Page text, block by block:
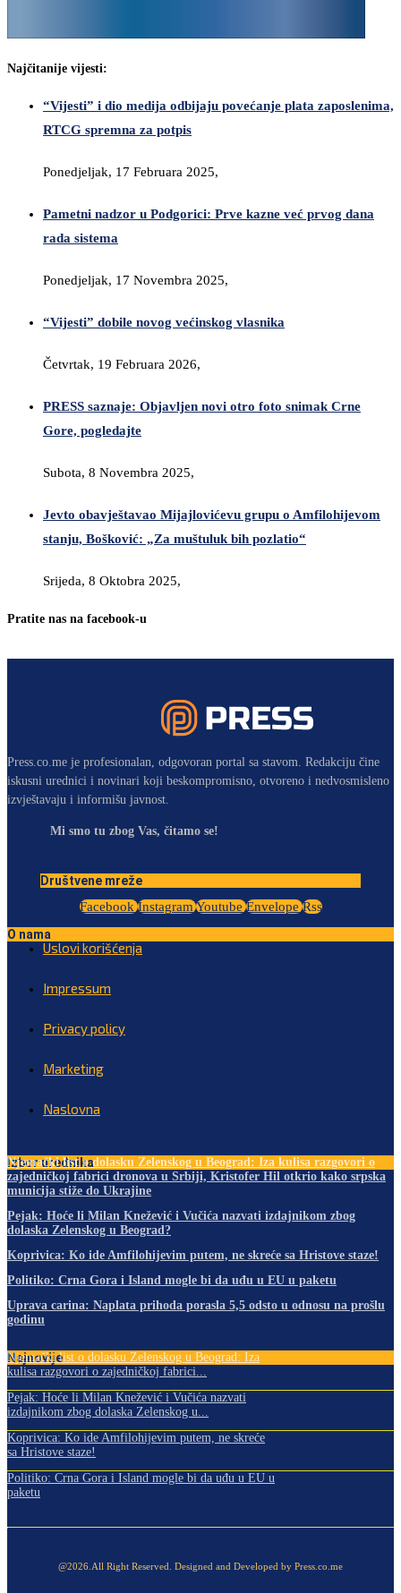
Najčitanije vijesti:
“Vijesti” i dio medija odbijaju povećanje plata zaposlenima,
RTCG spremna za potpis
Ponedjeljak, 17 Februara 2025,
Pametni nadzor u Podgorici: Prve kazne već prvog dana
rada sistema
Ponedjeljak, 17 Novembra 2025,
“Vijesti” dobile novog većinskog vlasnika
Četvrtak, 19 Februara 2026,
PRESS saznaje: Objavljen novi otro foto snimak Crne
Gore, pogledajte
Subota, 8 Novembra 2025,
Jevto obavještavao Mijajlovićevu grupu o Amfilohijevom
stanju, Bošković: „Za muštuluk bih pozlatio“
Srijeda, 8 Oktobra 2025,
Pratite nas na facebook-u
Press.co.me je profesionalan, odgovoran portal sa stavom. Redakciju čine
iskusni urednici i novinari koji beskompromisno, otvoreno i nedvosmisleno
izvještavaju i informišu javnost.
Mi smo tu zbog Vas, čitamo se!
Društvene mreže
Facebook Instagram Youtube Envelope Rss
O nama
Uslovi korišćenja
Impressum
Privacy policy
Marketing
Naslovna
Izbor urednika
Njemački list o dolasku Zelenskog u Beograd: Iza kulisa razgovori o
zajedničkoj fabrici dronova u Srbiji, Kristofer Hil otkrio kako srpska
municija stiže do Ukrajine
Pejak: Hoće li Milan Knežević i Vučića nazvati izdajnikom zbog
dolaska Zelenskog u Beograd?
Koprivica: Ko ide Amfilohijevim putem, ne skreće sa Hristove staze!
Politiko: Crna Gora i Island mogle bi da uđu u EU u paketu
Uprava carina: Naplata prihoda porasla 5,5 odsto u odnosu na prošlu
godinu
Najnovije
Njemački list o dolasku Zelenskog u Beograd: Iza
kulisa razgovori o zajedničkoj fabrici...
Pejak: Hoće li Milan Knežević i Vučića nazvati
izdajnikom zbog dolaska Zelenskog u...
Koprivica: Ko ide Amfilohijevim putem, ne skreće
sa Hristove staze!
Politiko: Crna Gora i Island mogle bi da uđu u EU u
paketu
@2026.All Right Reserved. Designed and Developed by Press.co.me